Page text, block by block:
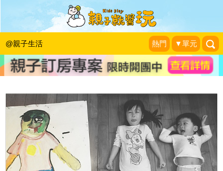
@親子生活 熱門 ▼單元
《親子話題》不懂繪畫，也可以教小孩
塗鴉 ─ 教幼兒畫圖的方法
陪伴是給孩子最好的禮物|2013-10-22